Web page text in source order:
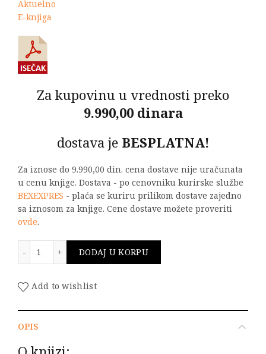
Aktuelno
E-knjiga
Za kupovinu u vrednosti preko
9.990,00 dinara
dostava je BESPLATNA!
Za iznose do 9.990,00 din. cena dostave nije uračunata
u cenu knjige. Dostava - po cenovniku kurirske službe
BEXEXPRES - plaća se kuriru prilikom dostave zajedno
sa iznosom za knjige. Cene dostave možete proveriti
ovde.
DODAJ U KORPU
Add to wishlist
OPIS